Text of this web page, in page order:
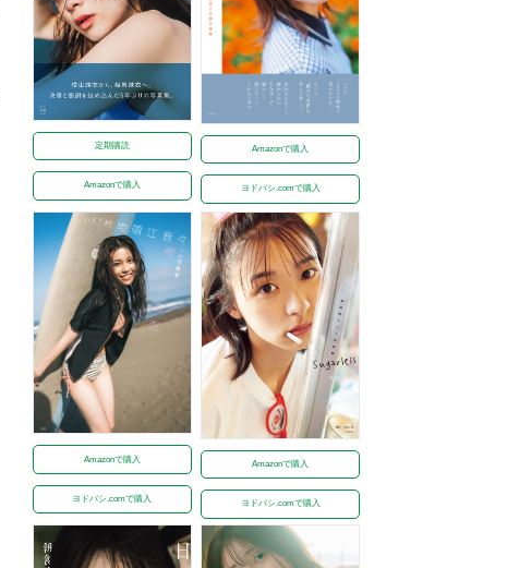
定期購読
Amazonで購入
Amazonで購入
ヨドバシ.comで購入
Amazonで購入
ヨドバシ.comで購入
Amazonで購入
ヨドバシ.comで購入